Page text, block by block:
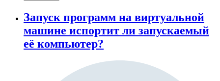
Запуск программ на виртуальной
машине испортит ли запускаемый
её компьютер?